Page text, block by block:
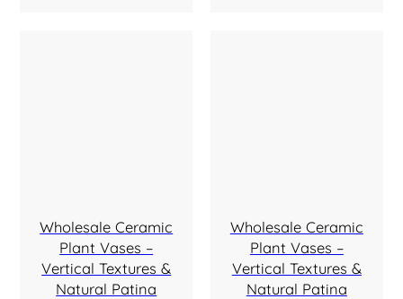
Wholesale Ceramic
Plant Vases –
Vertical Textures &
Natural Patina
Wholesale Ceramic
Plant Vases –
Vertical Textures &
Natural Patina